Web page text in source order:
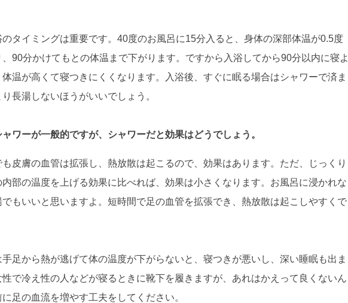
タイミングは重要です。40度のお風呂に15分入ると、身体の深部体温が0.5度
、90分かけてもとの体温まで下がります。ですから入浴してから90分以内に寝よ
体温が高くて寝つきにくくなります。入浴後、すぐに眠る場合はシャワーで済ま
長湯しないほうがいいでしょう。
ワーが一般的ですが、シャワーだと効果はどうでしょう。
皮膚の血管は拡張し、熱放散は起こるので、効果はあります。ただ、じっくり
内部の温度を上げる効果に比べれば、効果は小さくなります。お風呂に浸かれな
でもいいと思いますよ。短時間で足の血管を拡張でき、熱放散は起こしやすくで
足から熱が逃げて体の温度が下がらないと、寝つきが悪いし、深い睡眠も出ま
で冷え性の人などが寝るときに靴下を履きますが、あれはかえって良くないん
足の血流を増やす工夫をしてください。